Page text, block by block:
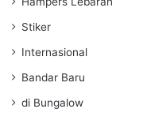
Stiker
Internasional
Bandar Baru
di Bungalow